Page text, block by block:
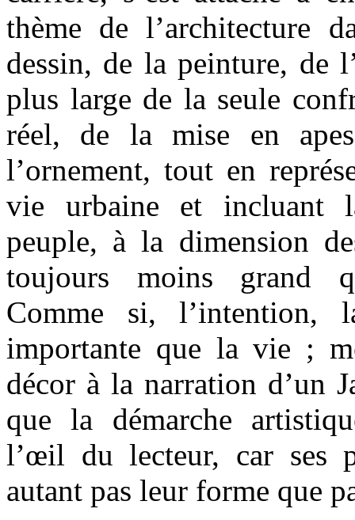
thème de l’architecture
dessin, de la peinture, de
plus large de la seule
réel, de la mise en
l’ornement, tout en
vie urbaine et incluant
peuple, à la dimension
toujours moins grand
Comme si, l’intention,
importante que la vie ;
décor à la narration d’un
que la démarche
l’œil du lecteur, car ses
autant pas leur forme que